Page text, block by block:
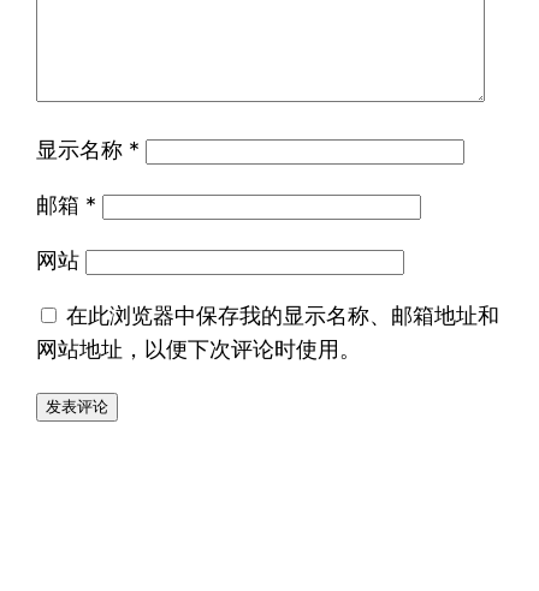
显示名称 *
邮箱 *
网站
在此浏览器中保存我的显示名称、邮箱地址和
网站地址，以便下次评论时使用。